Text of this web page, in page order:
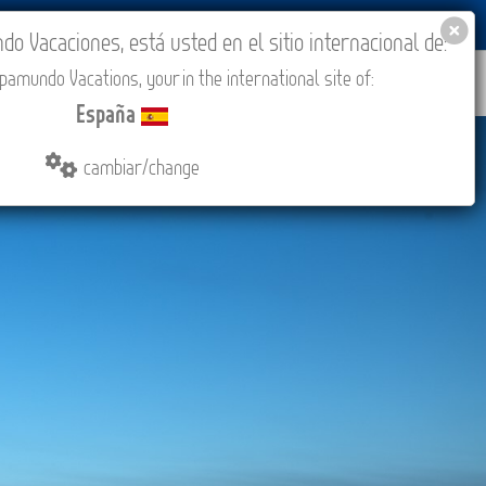
COMPRAR CONTACTO MÁS
Vacaciones, está usted en el sitio internacional de:
Vacations, your in the international site of:
España
cambiar/change